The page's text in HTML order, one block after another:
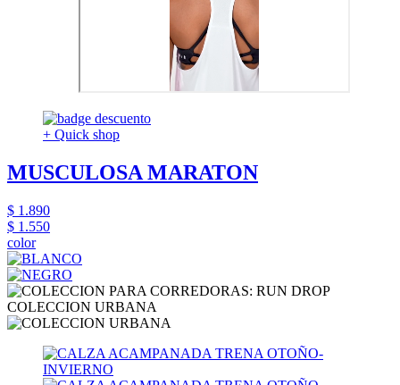
+ Quick shop
MUSCULOSA MARATON
$ 1.890
$ 1.550
color
COLECCION URBANA